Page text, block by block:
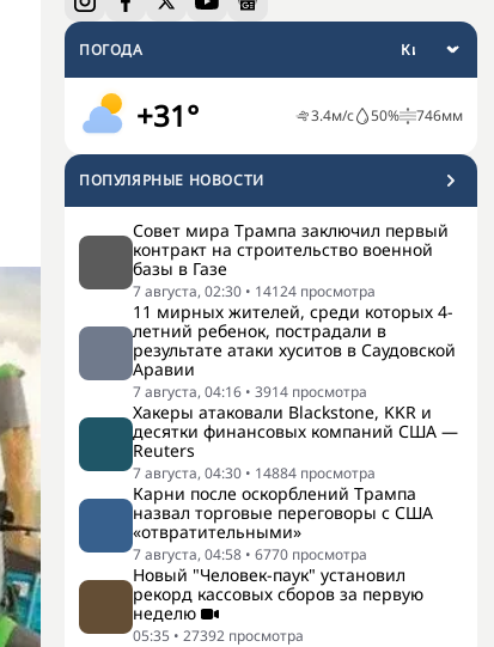
ПОГОДА
+31° 3.4м/с 50% 746мм
ПОПУЛЯРНЫЕ НОВОСТИ
Совет мира Трампа заключил первый
контракт на строительство военной
базы в Газе
7 августа, 02:30 • 14124 просмотра
11 мирных жителей, среди которых 4-
летний ребенок, пострадали в
результате атаки хуситов в Саудовской
Аравии
7 августа, 04:16 • 3914 просмотра
Хакеры атаковали Blackstone, KKR и
десятки финансовых компаний США —
Reuters
7 августа, 04:30 • 14884 просмотра
Карни после оскорблений Трампа
назвал торговые переговоры с США
«отвратительными»
7 августа, 04:58 • 6770 просмотра
Новый "Человек-паук" установил
рекорд кассовых сборов за первую
неделю
05:35 • 27392 просмотра